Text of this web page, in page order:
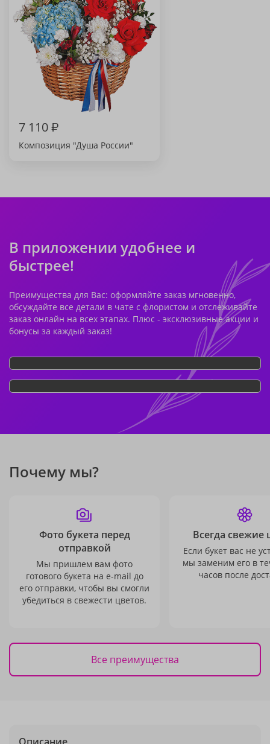
7 110₽
Композиция "Душа России"
В приложении удобнее и
быстрее!
Преимущества для Вас: оформляйте заказ мгновенно,
обсуждайте все детали в чате с флористом и отслеживайте
заказ онлайн на всех этапах. Плюс - эксклюзивные акции и
бонусы за каждый заказ!
Почему мы?
Фото букета перед
отправкой
Мы пришлем вам фото
готового букета на e-mail до
его отправки, чтобы вы смогли
убедиться в свежести цветов.
Всегда свежие
Если букет вас не
мы заменим его в
часов после
Все преимущества